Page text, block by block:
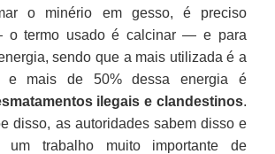
o minério em gesso, é preciso
o termo usado é calcinar — e para
sendo que a mais utilizada é a
e mais de 50% dessa energia é
ilegais e clandestinos.
disso, as autoridades sabem disso e
um trabalho muito importante de